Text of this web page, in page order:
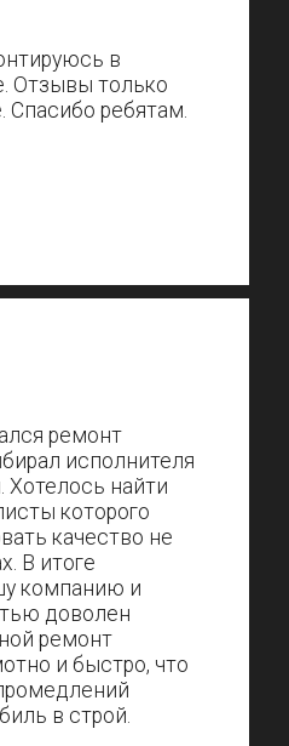
в
Отзывы только
ребятам.
ремонт
исполнителя
Хотелось найти
которого
качество не
В итоге
компанию и
доволен
ремонт
и быстро, что
в строй.